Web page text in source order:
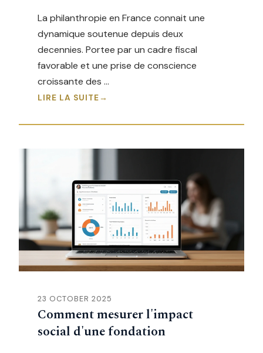
La philanthropie en France connait une
dynamique soutenue depuis deux
decennies. Portee par un cadre fiscal
favorable et une prise de conscience
croissante des …
LIRE LA SUITE
23 OCTOBER 2025
Comment mesurer l'impact
social d'une fondation